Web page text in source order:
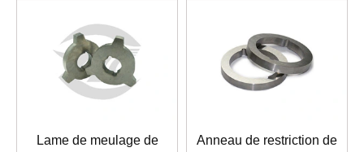
Lame de meulage de
Anneau de restriction de